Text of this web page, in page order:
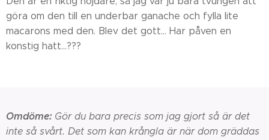
göra om den till en underbar ganache och fylla lite
macarons med den. Blev det gott... Har påven en
konstig hatt...???
Omdöme: Gör du bara precis som jag gjort så är det
inte så svårt. Det som kan krångla är när dom gräddas